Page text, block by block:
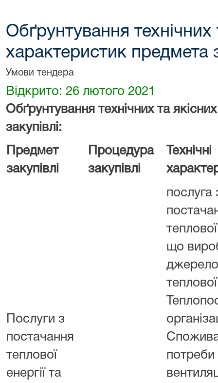
Обґрунтування технічних
характеристик предмета
Умови тендера
Відкрито: 26 лютого 2021
Обґрунтування технічних та
закупівлі:
Предмет
закупівлі
Процедура
закупівлі
Технічні
Послуги з
постачання
теплової
енергії та
послуга
теплової
що
теплової
потреби